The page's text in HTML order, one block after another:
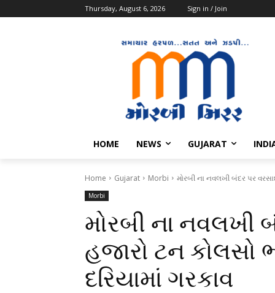
Thursday, August 6, 2026 Sign in / Join
HOME NEWS GUJARAT
Home Gujarat Morbi મોરબી ના નવલખી બંદર પર
Morbi
મોરબી ના નવલખી
હજારો ટન કોલસો
દરિયામાં ગરકાવ